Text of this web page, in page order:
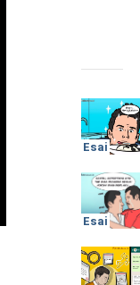
Esai
Esai